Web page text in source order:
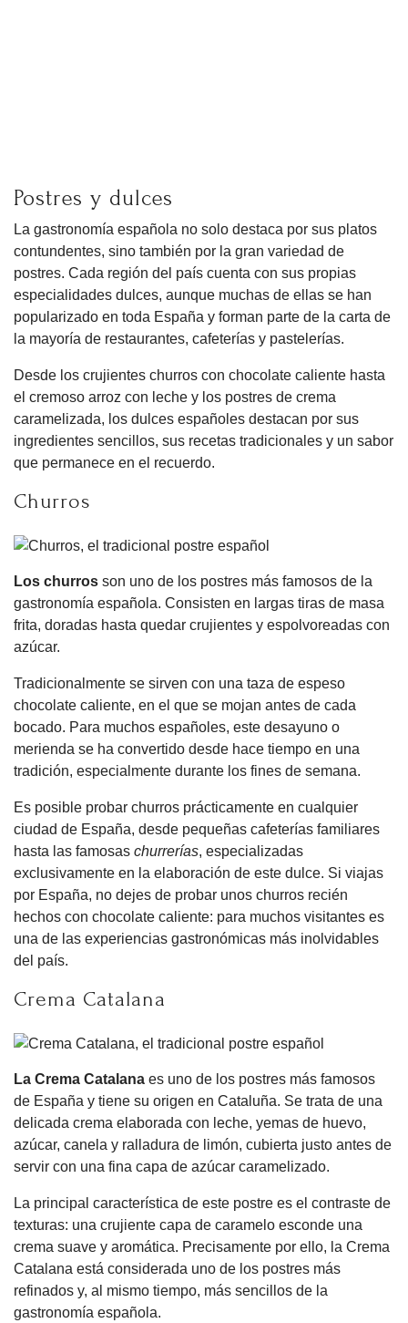
Postres y dulces
La gastronomía española no solo destaca por sus platos
contundentes, sino también por la gran variedad de
postres. Cada región del país cuenta con sus propias
especialidades dulces, aunque muchas de ellas se han
popularizado en toda España y forman parte de la carta de
la mayoría de restaurantes, cafeterías y pastelerías.
Desde los crujientes churros con chocolate caliente hasta
el cremoso arroz con leche y los postres de crema
caramelizada, los dulces españoles destacan por sus
ingredientes sencillos, sus recetas tradicionales y un sabor
que permanece en el recuerdo.
Churros
Los churros son uno de los postres más famosos de la
gastronomía española. Consisten en largas tiras de masa
frita, doradas hasta quedar crujientes y espolvoreadas con
azúcar.
Tradicionalmente se sirven con una taza de espeso
chocolate caliente, en el que se mojan antes de cada
bocado. Para muchos españoles, este desayuno o
merienda se ha convertido desde hace tiempo en una
tradición, especialmente durante los fines de semana.
Es posible probar churros prácticamente en cualquier
ciudad de España, desde pequeñas cafeterías familiares
hasta las famosas churrerías, especializadas
exclusivamente en la elaboración de este dulce. Si viajas
por España, no dejes de probar unos churros recién
hechos con chocolate caliente: para muchos visitantes es
una de las experiencias gastronómicas más inolvidables
del país.
Crema Catalana
La Crema Catalana es uno de los postres más famosos
de España y tiene su origen en Cataluña. Se trata de una
delicada crema elaborada con leche, yemas de huevo,
azúcar, canela y ralladura de limón, cubierta justo antes de
servir con una fina capa de azúcar caramelizado.
La principal característica de este postre es el contraste de
texturas: una crujiente capa de caramelo esconde una
crema suave y aromática. Precisamente por ello, la Crema
Catalana está considerada uno de los postres más
refinados y, al mismo tiempo, más sencillos de la
gastronomía española.